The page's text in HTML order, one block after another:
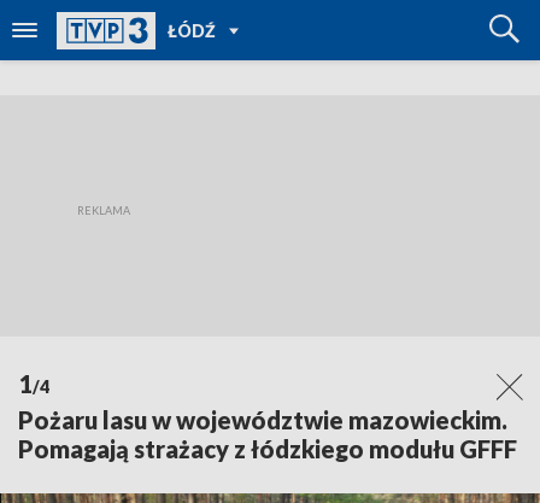
ŁÓDŹ
POWRÓT
DO
REGIONY
1/4
Pożaru lasu w województwie mazowieckim.
Pomagają strażacy z łódzkiego modułu GFFF